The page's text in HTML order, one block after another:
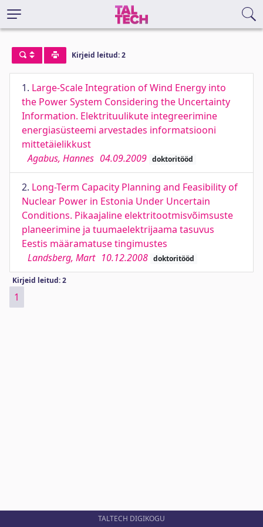
Kirjeid leitud: 2
1. Large-Scale Integration of Wind Energy into
the Power System Considering the Uncertainty
Information. Elektrituulikute integreerimine
energiasüsteemi arvestades informatsiooni
mittetäielikkust
Agabus, Hannes 04.09.2009 doktoritööd
2. Long-Term Capacity Planning and Feasibility of
Nuclear Power in Estonia Under Uncertain
Conditions. Pikaajaline elektritootmisvõimsuste
planeerimine ja tuumaelektrijaama tasuvus
Eestis määramatuse tingimustes
Landsberg, Mart 10.12.2008 doktoritööd
Kirjeid leitud: 2
1
TALTECH DIGIKOGU